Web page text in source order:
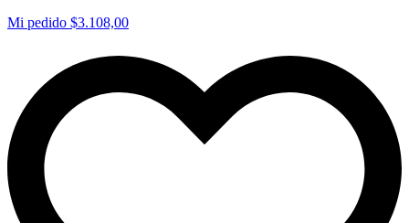
Mi pedido $3.108,00